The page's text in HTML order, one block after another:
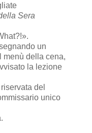
Sera
un
menù della cena,
la lezione
del
unico